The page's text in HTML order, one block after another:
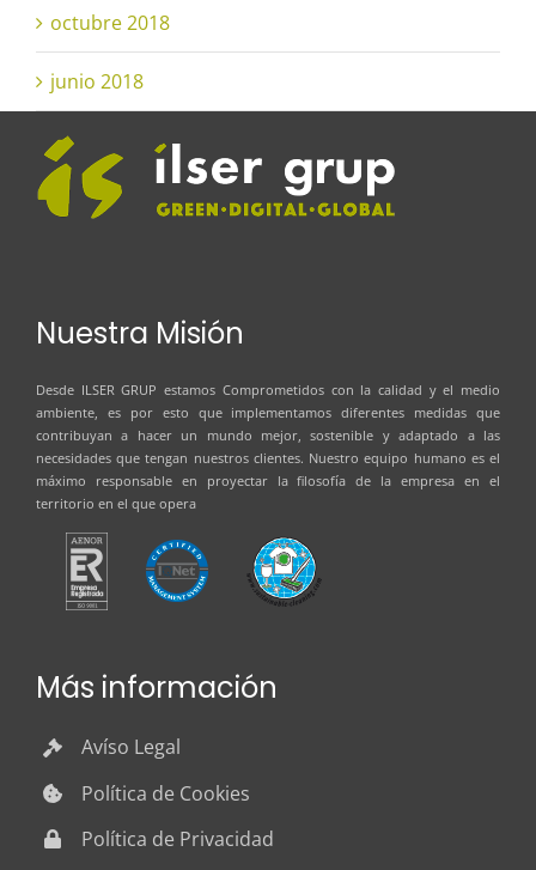
octubre 2018
junio 2018
Nuestra Misión
Desde ILSER GRUP estamos Comprometidos con la calidad y el medio
ambiente, es por esto que implementamos diferentes medidas que
contribuyan a hacer un mundo mejor, sostenible y adaptado a las
necesidades que tengan nuestros clientes. Nuestro equipo humano es el
máximo responsable en proyectar la filosofía de la empresa en el
territorio en el que opera
Más información
Avíso Legal
Política de Cookies
Política de Privacidad